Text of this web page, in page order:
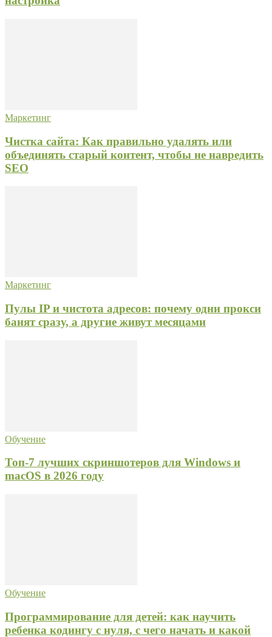
Маркетинг
Чистка сайта: Как правильно удалять или
объединять старый контент, чтобы не навредить
SEO
Маркетинг
Пулы IP и чистота адресов: почему одни прокси
банят сразу, а другие живут месяцами
Обучение
Топ-7 лучших скриншотеров для Windows и
macOS в 2026 году
Обучение
Программирование для детей: как научить
ребенка кодингу с нуля, с чего начать и какой